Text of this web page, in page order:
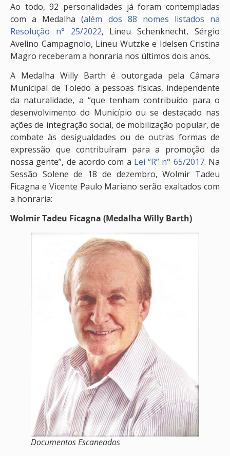
Ao todo, 92 personalidades já foram contempladas
com a Medalha (além dos 88 nomes listados na
Resolução n° 25/2022, Lineu Schenknecht, Sérgio
Avelino Campagnolo, Lineu Wutzke e Idelsen Cristina
Magro receberam a honraria nos últimos dois anos.
A Medalha Willy Barth é outorgada pela Câmara
Municipal de Toledo a pessoas físicas, independente
da naturalidade, a “que tenham contribuído para o
desenvolvimento do Município ou se destacado nas
ações de integração social, de mobilização popular, de
combate às desigualdades ou de outras formas de
expressão que contribuíram para a promoção da
nossa gente”, de acordo com a Lei “R” n° 65/2017. Na
Sessão Solene de 18 de dezembro, Wolmir Tadeu
Ficagna e Vicente Paulo Mariano serão exaltados com
a honraria:
Wolmir Tadeu Ficagna (Medalha Willy Barth)
Documentos Escaneados